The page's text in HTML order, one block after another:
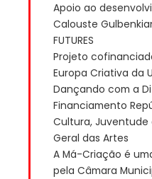
Apoio ao
Calouste
FUTURES
Projeto
Europa Criativa da
Dançando com a
Financiamento
Cultura,
Geral das Artes
A Má-Criação é
pela Câmara